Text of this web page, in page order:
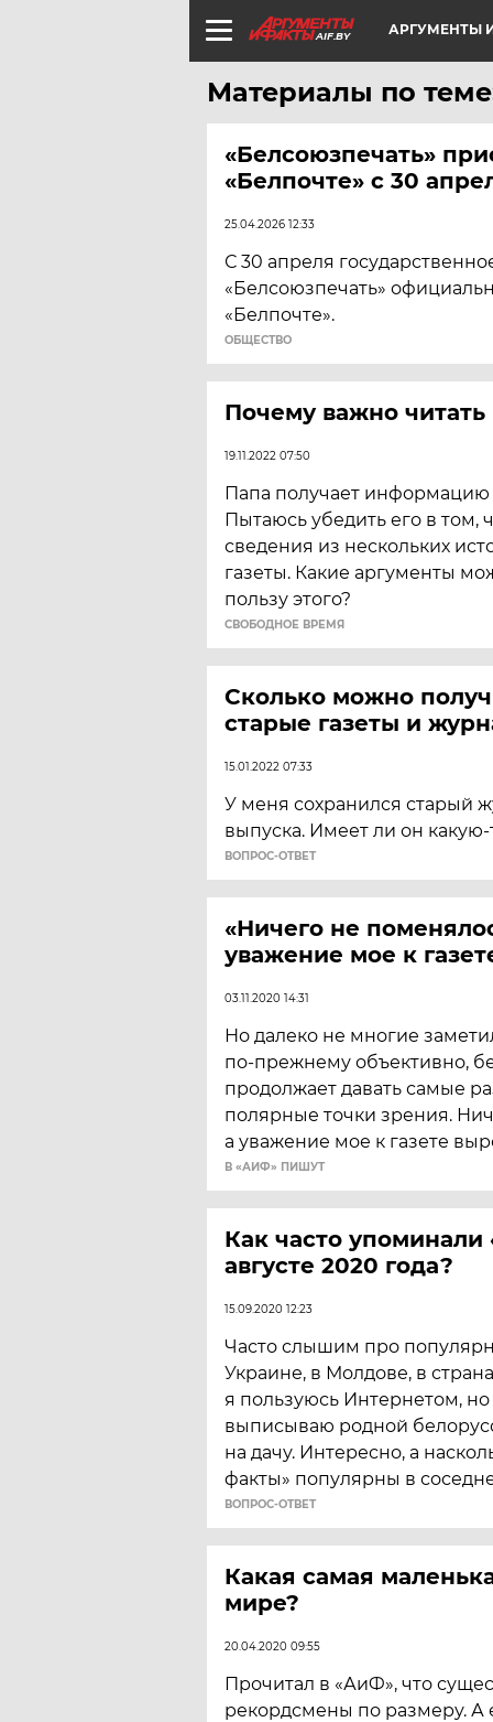
AIF.BY АРГУМЕНТЫ
Материалы по
«Белсоюзпечать»
«Белпочте» с 30
25.04.2026 12:33
С 30 апреля
«Белсоюзпечать»
«Белпочте».
ОБЩЕСТВО
Почему важно читать
19.11.2022 07:50
Папа получает информацию
Пытаюсь убедить его в том,
сведения из нескольких
газеты. Какие аргументы
пользу этого?
CВОБОДНОЕ ВРЕМЯ
Сколько можно
старые газеты и
15.01.2022 07:33
У меня сохранился старый
выпуска. Имеет ли он какую-
ВОПРОС-ОТВЕТ
«Ничего не
уважение мое к
03.11.2020 14:31
Но далеко не многие
по-прежнему объективно,
продолжает давать самые
полярные точки зрения.
а уважение мое к газете
В «АИФ» ПИШУТ
Как часто упоминали
августе 2020 года?
15.09.2020 12:23
Часто слышим про
Украине, в Молдове, в
я пользуюсь Интернетом,
выписываю родной
на дачу. Интересно, а
факты» популярны в
ВОПРОС-ОТВЕТ
Какая самая
мире?
20.04.2020 09:55
Прочитал в «АиФ», что
рекордсмены по размеру. А